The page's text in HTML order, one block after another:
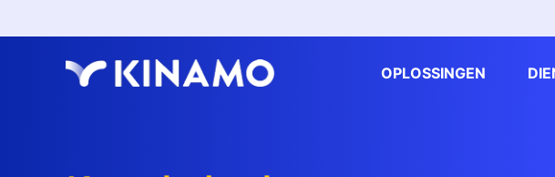
OPLOSSINGEN